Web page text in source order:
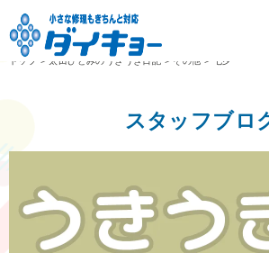
トップ
> 太田ひとみのうきうき日記 > その他 > 七夕
スタッフブロ